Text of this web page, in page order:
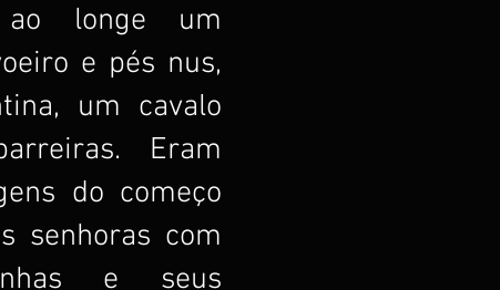
ao longe um
e pés nus,
um cavalo
Eram
do começo
senhoras com
e seus